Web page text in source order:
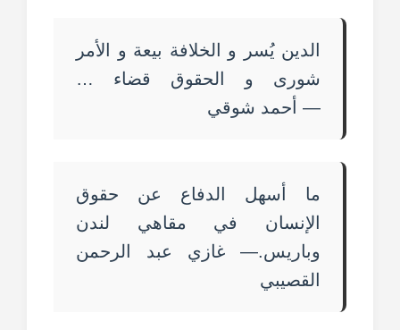
الدين يُسر و الخلافة بيعة و الأمر
شورى و الحقوق قضاء …
— أحمد شوقي
ما أسهل الدفاع عن حقوق
الإنسان في مقاهي لندن
وباريس.— غازي عبد الرحمن
القصيبي